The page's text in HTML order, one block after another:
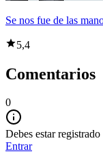
Se nos fue de las
5,4
Comentarios
0
Debes estar
Entrar